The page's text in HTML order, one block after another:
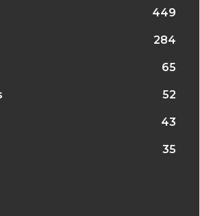
449
284
65
52
43
35